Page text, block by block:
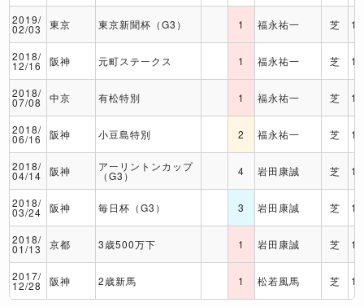
2019/
02/03 東京 東京新聞杯（G3） 1 福永祐一 芝
2018/
12/16 阪神 元町ステークス 1 福永祐一 芝
2018/
07/08 中京 有松特別 1 福永祐一 芝
2018/
06/16 阪神 小豆島特別 2 福永祐一 芝
2018/
04/14 阪神 アーリントンカップ
（G3） 4 岩田康誠 芝
2018/
03/24 阪神 毎日杯（G3） 3 岩田康誠 芝
2018/
01/13 京都 3歳500万下 1 岩田康誠 芝
2017/
12/28 阪神 2歳新馬 1 松若風馬 芝